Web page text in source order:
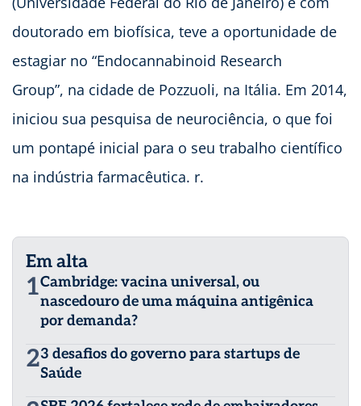
doutorado em biofísica, teve a oportunidade de
estagiar no “Endocannabinoid Research
Group”, na cidade de Pozzuoli, na Itália. Em 2014,
iniciou sua pesquisa de neurociência, o que foi
um pontapé inicial para o seu trabalho científico
na indústria farmacêutica. r.
Em alta
1Cambridge: vacina universal, ou
nascedouro de uma máquina antigênica
por demanda?
23 desafios do governo para startups de
Saúde